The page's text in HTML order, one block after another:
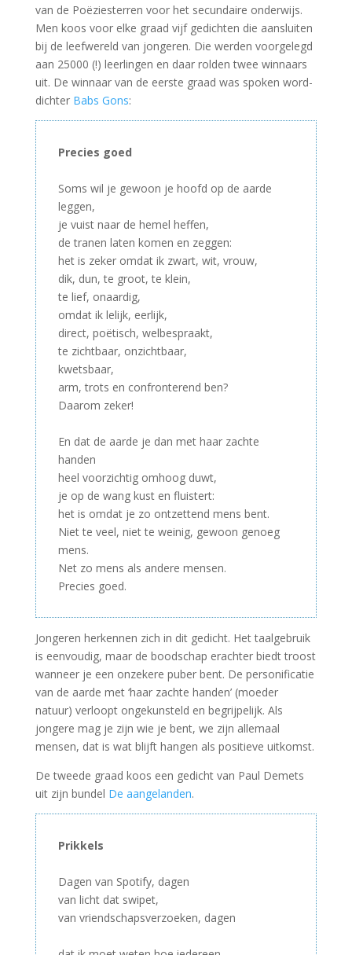
van de Poëziesterren voor het secundaire onderwijs.
Men koos voor elke graad vijf gedichten die aansluiten
bij de leefwereld van jongeren. Die werden voorgelegd
aan 25000 (!) leerlingen en daar rolden twee winnaars
uit. De winnaar van de eerste graad was spoken word-
dichter Babs Gons:
Precies goed
Soms wil je gewoon je hoofd op de aarde
leggen,
je vuist naar de hemel heffen,
de tranen laten komen en zeggen:
het is zeker omdat ik zwart, wit, vrouw,
dik, dun, te groot, te klein,
te lief, onaardig,
omdat ik lelijk, eerlijk,
direct, poëtisch, welbespraakt,
te zichtbaar, onzichtbaar,
kwetsbaar,
arm, trots en confronterend ben?
Daarom zeker!
En dat de aarde je dan met haar zachte
handen
heel voorzichtig omhoog duwt,
je op de wang kust en fluistert:
het is omdat je zo ontzettend mens bent.
Niet te veel, niet te weinig, gewoon genoeg
mens.
Net zo mens als andere mensen.
Precies goed.
Jongeren herkennen zich in dit gedicht. Het taalgebruik
is eenvoudig, maar de boodschap erachter biedt troost
wanneer je een onzekere puber bent. De personificatie
van de aarde met ‘haar zachte handen’ (moeder
natuur) verloopt ongekunsteld en begrijpelijk. Als
jongere mag je zijn wie je bent, we zijn allemaal
mensen, dat is wat blijft hangen als positieve uitkomst.
De tweede graad koos een gedicht van Paul Demets
uit zijn bundel De aangelanden.
Prikkels
Dagen van Spotify, dagen
van licht dat swipet,
van vriendschapsverzoeken, dagen